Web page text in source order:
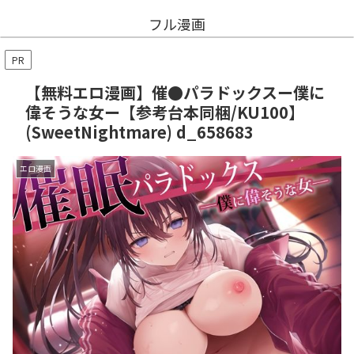
フル漫画
PR
【無料エロ漫画】催●パラドックスー僕に
偉そうな女ー【参考台本同梱/KU100】
(SweetNightmare) d_658683
エロ漫画